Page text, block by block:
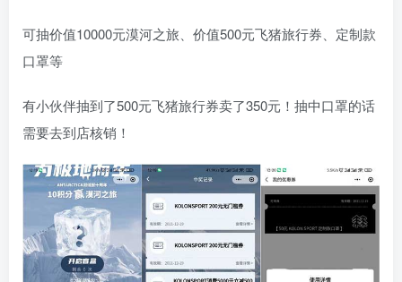
可抽价值10000元漠河之旅、价值500元飞猪旅行券、定制款
口罩等
有小伙伴抽到了500元飞猪旅行券卖了350元！抽中口罩的话
需要去到店核销！